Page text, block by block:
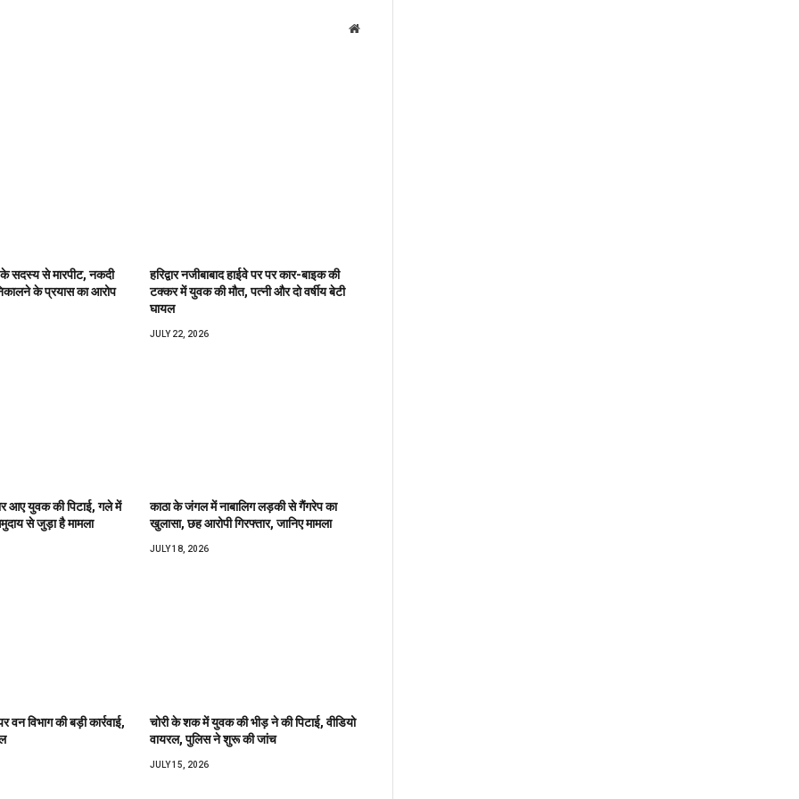
Website
के सदस्य से मारपीट, नकदी
के प्रयास का आरोप
हरिद्वार नजीबाबाद हाईवे पर पर कार-बाइक की
टक्कर में युवक की मौत, पत्नी और दो वर्षीय बेटी
घायल
JULY 22, 2026
आए युवक की पिटाई, गले में
से जुड़ा है मामला
काठा के जंगल में नाबालिग लड़की से गैंगरेप का
खुलासा, छह आरोपी गिरफ्तार, जानिए मामला
JULY 18, 2026
विभाग की बड़ी कार्रवाई,
चोरी के शक में युवक की भीड़ ने की पिटाई, वीडियो
वायरल, पुलिस ने शुरू की जांच
JULY 15, 2026